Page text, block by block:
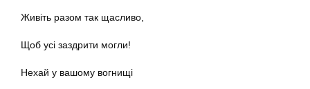
Живіть разом так щасливо,
Щоб усі заздрити могли!
Нехай у вашому вогнищі